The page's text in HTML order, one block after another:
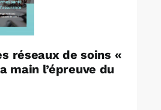
réseaux de soins «
main l’épreuve du